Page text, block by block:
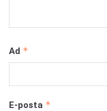
Ad *
E-posta *